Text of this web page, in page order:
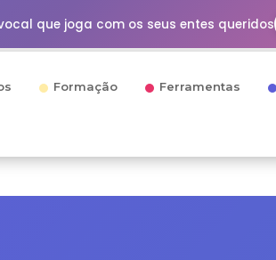
que joga com os seus entes queridos
Formação Ferramentas